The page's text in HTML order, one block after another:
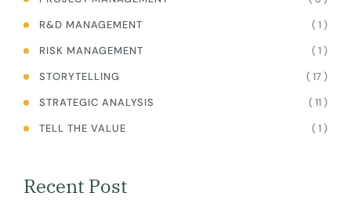
R&D MANAGEMENT
( 1 )
RISK MANAGEMENT
( 1 )
STORYTELLING
( 17 )
STRATEGIC ANALYSIS
( 11 )
TELL THE VALUE
( 1 )
Recent Post